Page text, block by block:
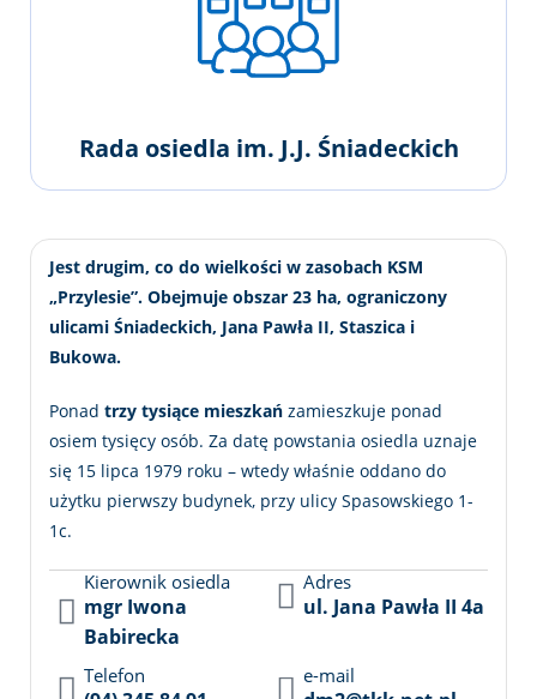
Rada osiedla im. J.J. Śniadeckich
Jest drugim, co do wielkości w zasobach KSM
„Przylesie”. Obejmuje obszar 23 ha, ograniczony
ulicami Śniadeckich, Jana Pawła II, Staszica i
Bukowa.
Ponad trzy tysiące mieszkań zamieszkuje ponad
osiem tysięcy osób. Za datę powstania osiedla uznaje
się 15 lipca 1979 roku – wtedy właśnie oddano do
użytku pierwszy budynek, przy ulicy Spasowskiego 1-
1c.
Kierownik osiedla
mgr Iwona
Babirecka
Adres
ul. Jana Pawła II 4a
Telefon e-mail